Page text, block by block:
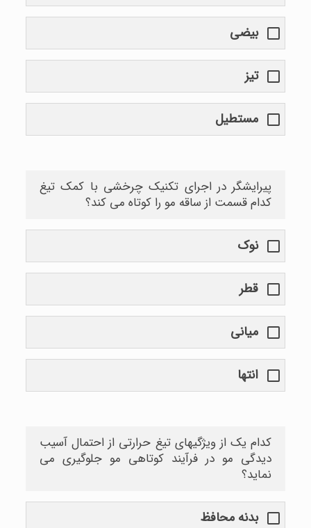
بیضی
تیز
مستطیل
پیرایشگر در اجرای تکنیک چرخشی با کمک تیغ
کدام قسمت از ساقه مو را کوتاه می کند؟
نوک
قطر
میانی
انتها
کدام یک از ویژگیهای تیغ حرارتی از احتمال آسیب
دیدگی مو در فرآیند کوتاهی مو جلوگیری می
نماید؟
بدنه محافظ